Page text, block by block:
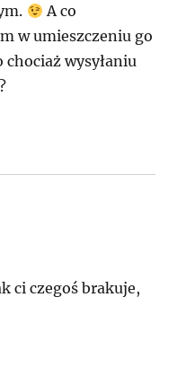
A co
w umieszczeniu go
wysyłaniu
ci czegoś brakuje,